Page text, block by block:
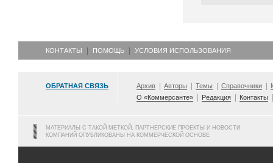
КОНТАКТЫ ПОМОЩЬ УСЛОВИЯ ИСПОЛЬЗОВАНИЯ
ОБРАТНАЯ СВЯЗЬ Архив Авторы Темы Справочники
О «Коммерсанте»
Редакция Контакты
МАТЕРИАЛЫ С ТАКОЙ МЕТКОЙ, ПАРТНЕРСКИЕ ПРОЕКТЫ И НОВОСТИ
КОМПАНИЙ ОПУБЛИКОВАНЫ НА КОММЕРЧЕСКОЙ ОСНОВЕ